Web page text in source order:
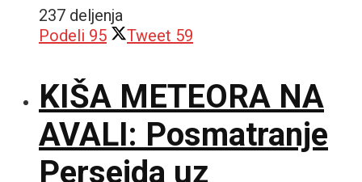
237 deljenja
Podeli 95 Tweet 59
KIŠA METEORA NA
AVALI: Posmatranje
Perseida uz